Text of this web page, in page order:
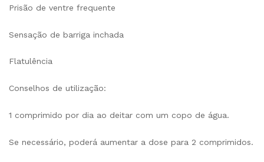
Prisão de ventre frequente
Sensação de barriga inchada
Flatulência
Conselhos de utilização:
1 comprimido por dia ao deitar com um copo de água.
Se necessário, poderá aumentar a dose para 2 comprimidos.